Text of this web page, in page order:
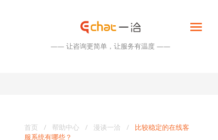
—— 让咨询更简单，让服务有温度 ——
首页 / 帮助中心 / 漫谈一洽 / 比较稳定的在线客
服系统有哪些？